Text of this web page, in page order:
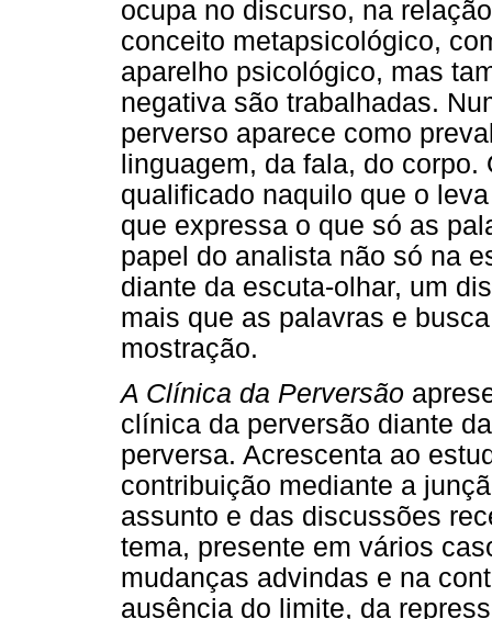
ocupa no discurso, na
conceito metapsicológico,
aparelho psicológico, mas
negativa são trabalhadas.
perverso aparece como
linguagem, da fala, do
qualificado naquilo que o
que expressa o que só as
papel do analista não só na
diante da escuta-olhar, um
mais que as palavras e
mostração.
A Clínica da Perversão
clínica da perversão diante
perversa. Acrescenta ao
contribuição mediante a
assunto e das discussões
tema, presente em vários
mudanças advindas e na
ausência do limite, da